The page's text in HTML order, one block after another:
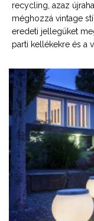
recycling, azaz
méghozzá vintage
eredeti jellegüket
parti kellékekre és a